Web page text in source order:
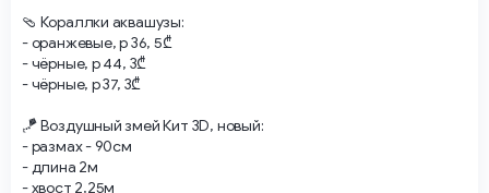
🩴 Кораллки аквашузы:
- оранжевые, р 36, 5₾
- чёрные, р 44, 3₾
- чёрные, р 37, 3₾
🪁 Воздушный змей Кит 3D, новый:
- размах - 90см
- длина 2м
- хвост 2,25м